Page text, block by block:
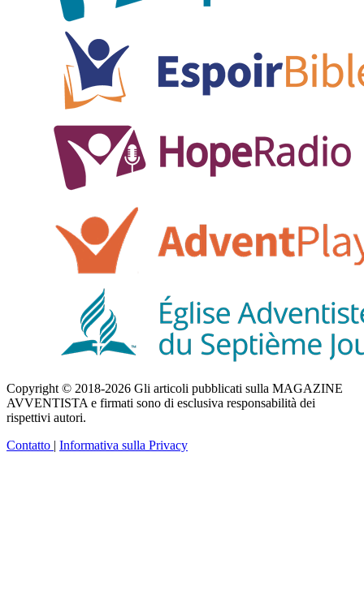
Copyright © 2018-2026 Gli articoli pubblicati sulla MAGAZINE
AVVENTISTA e firmati sono di esclusiva responsabilità dei
rispettivi autori.
Contatto | Informativa sulla Privacy